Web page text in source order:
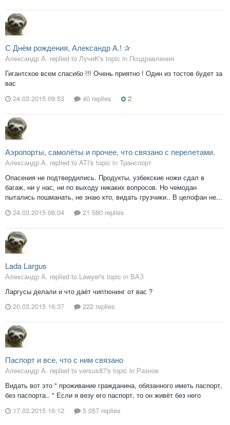
С Днём рождения, Александр А.! ✰
Александр А. replied to ЛучиK's topic in Поздравления
Гигантское всем спасибо !!! Очень приятно ! Один из тостов будет за
вас
24.03.2015 09:53
40 replies 2
Аэропорты, самолёты и прочее, что связано с перелетами.
Александр А. replied to ATI's topic in Транспорт
Опасения не подтвердились. Продукты, узбекские ножи сдал в
багаж, ни у нас, ни по выходу никаких вопросов. Но чемодан
пытались пошманать, не знаю кто, видать грузчики.. В целофан не...
24.03.2015 06:04
21 580 replies
Lada Largus
Александр А. replied to Lawyer's topic in ВАЗ
Ларгусы делали и что даёт чиптюнинг от вас ?
20.03.2015 16:37
222 replies
Паспорт и все, что с ним связано
Александр А. replied to versus87's topic in Разное
Видать вот это " проживание гражданина, обязанного иметь паспорт,
без паспорта.. " Если я везу его паспорт, то он живёт без него
17.03.2015 16:12
5 057 replies